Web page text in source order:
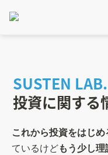
SUSTEN LAB.
投資に関する
これから投資をはじめ
ているけどもう少し